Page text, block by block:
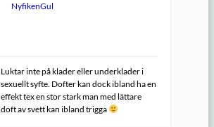
NyfikenGul
Luktar inte på klader eller underklader i
sexuellt syfte. Dofter kan dock ibland ha en
effekt tex en stor stark man med lättare
doft av svett kan ibland trigga